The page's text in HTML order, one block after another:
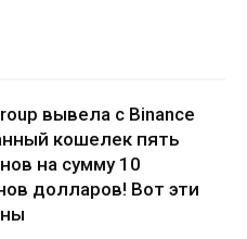
вывела с Binance
кошелек пять
на сумму 10
долларов! Вот эти